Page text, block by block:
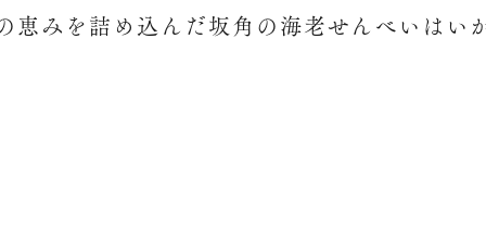
恵みを詰め込んだ坂角の海老せんべいはい